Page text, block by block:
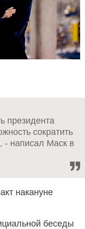
президента
сократить
- написал Маск в
накануне
беседы